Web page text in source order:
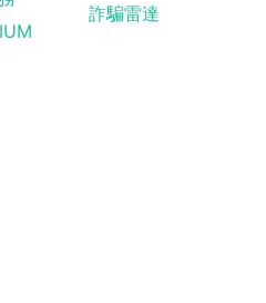
詐騙雷達